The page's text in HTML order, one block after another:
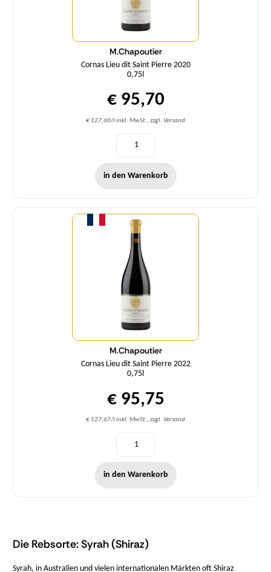
M.Chapoutier
Cornas Lieu dit Saint Pierre 2020
0,75l
€ 95,70
€ 127,60/l inkl. MwSt., zzgl. Versand
in den Warenkorb
M.Chapoutier
Cornas Lieu dit Saint Pierre 2022
0,75l
€ 95,75
€ 127,67/l inkl. MwSt., zzgl. Versand
Menge
in den Warenkorb
Die Rebsorte: Syrah (Shiraz)
Syrah, in Australien und vielen internationalen Märkten oft Shiraz